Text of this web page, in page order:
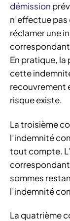
démission
n’effectue pas
réclamer une
En pratique,
cette
recouvrement
risque existe.
La troisième
l’indemnité
tout compte.
sommes
l’indemnité
La quatrième